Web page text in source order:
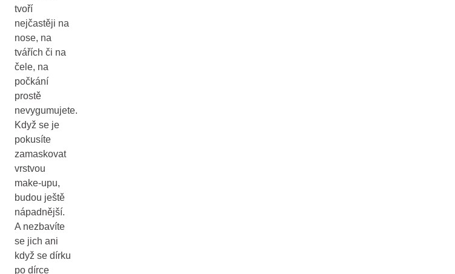
tvoří
nejčastěji na
nose, na
tvářích či na
čele, na
počkání
prostě
nevygumujete.
Když se je
pokusíte
zamaskovat
vrstvou
make-upu,
budou ještě
nápadnější.
A nezbavíte
se jich ani
když se dírku
po dírce